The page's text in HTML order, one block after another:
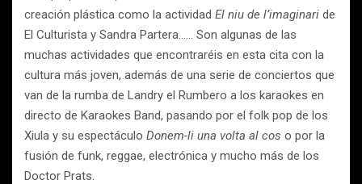
creación plástica como la actividad El niu de l’imaginari de
El Culturista y Sandra Partera…… Son algunas de las
muchas actividades que encontraréis en esta cita con la
cultura más joven, además de una serie de conciertos que
van de la rumba de Landry el Rumbero a los karaokes en
directo de Karaokes Band, pasando por el folk pop de los
Xiula y su espectáculo Donem-li una volta al cos o por la
fusión de funk, reggae, electrónica y mucho más de los
Doctor Prats.